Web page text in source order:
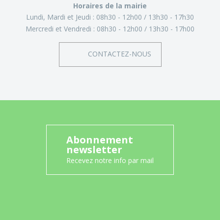
Horaires de la mairie
Lundi, Mardi et Jeudi : 08h30 - 12h00
13h30 - 17h30
Mercredi et Vendredi : 08h30 - 12h00 13h30 - 17h00
CONTACTEZ-NOUS
Abonnement
newsletter
Recevez notre info par mail